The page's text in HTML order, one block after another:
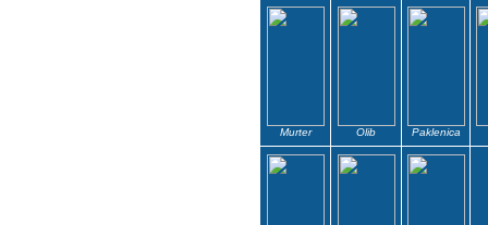
Murter Olib Paklenica